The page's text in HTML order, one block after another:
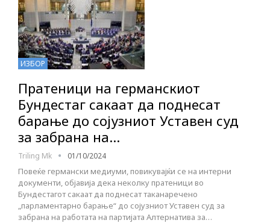
ИЗБОР
Пратеници на германскиот
Бундестаг сакаат да поднесат
барање до сојузниот Уставен суд
за забрана на…
Triling Mk 01/10/2024
Повеќе германски медиуми, повикувајќи се на интерни
документи, објавија дека неколку пратеници во
Бундестагот сакаат да поднесат таканаречено
„парламентарно барање“ до сојузниот Уставен суд за
забрана на работата на партијата Алтернатива за…